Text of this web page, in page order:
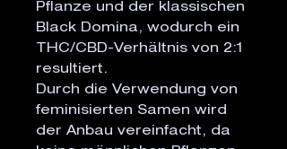
Pflanze und der klassischen
Black Domina, wodurch ein
THC/CBD-Verhältnis von 2:1
resultiert.
Durch die Verwendung von
feminisierten Samen wird
der Anbau vereinfacht, da